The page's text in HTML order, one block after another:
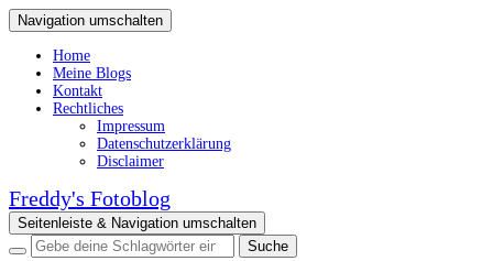
Navigation umschalten
Home
Meine Blogs
Kontakt
Rechtliches
Impressum
Datenschutzerklärung
Disclaimer
Freddy's Fotoblog
Seitenleiste & Navigation umschalten